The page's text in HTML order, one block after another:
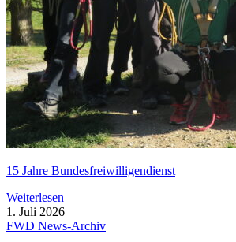
15 Jahre Bun­des­frei­wil­li­gen­dienst
Wei­ter­le­sen
1. Juli 2026
FWD News-Archiv